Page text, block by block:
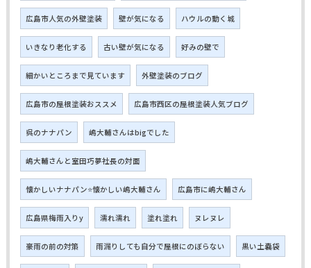
広島市人気の外壁塗装 壁が気になる ハウルの動く城
いきなり老化する 古い壁が気になる 好みの壁で
細かいところまで見ています 外壁塗装のブログ
広島市の屋根塗装おススメ 広島市西区の屋根塗装人気ブログ
呉のナナパン 嶋大輔さんはbigでした
嶋大輔さんと室田巧夢社長の対面
懐かしいナナパン⭐懐かしい嶋大輔さん 広島市に嶋大輔さん
広島県梅雨入りy 濡れ濡れ 塗れ塗れ ヌレヌレ
豪雨の前の対策 雨漏りしても自分で屋根にのぼらない 黒い土嚢袋